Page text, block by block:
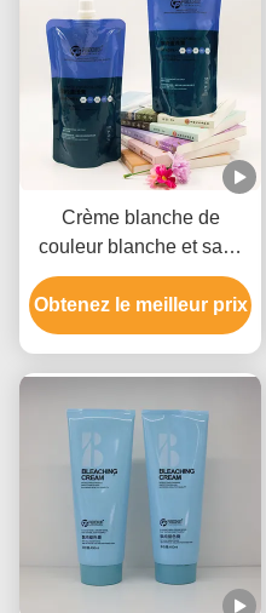
Crème blanche de
couleur blanche et sans
cruauté, blanchisseur de
chaleur pour tous les
types de cheveux
Obtenez le meilleur prix